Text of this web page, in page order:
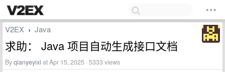
V2EX › Java
求助： Java 项目自动生成接口文档
Byqianyeyixi at Apr 15, 2025 · 5333 views